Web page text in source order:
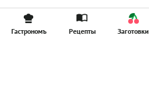
Гастрономъ Рецепты Заготовки